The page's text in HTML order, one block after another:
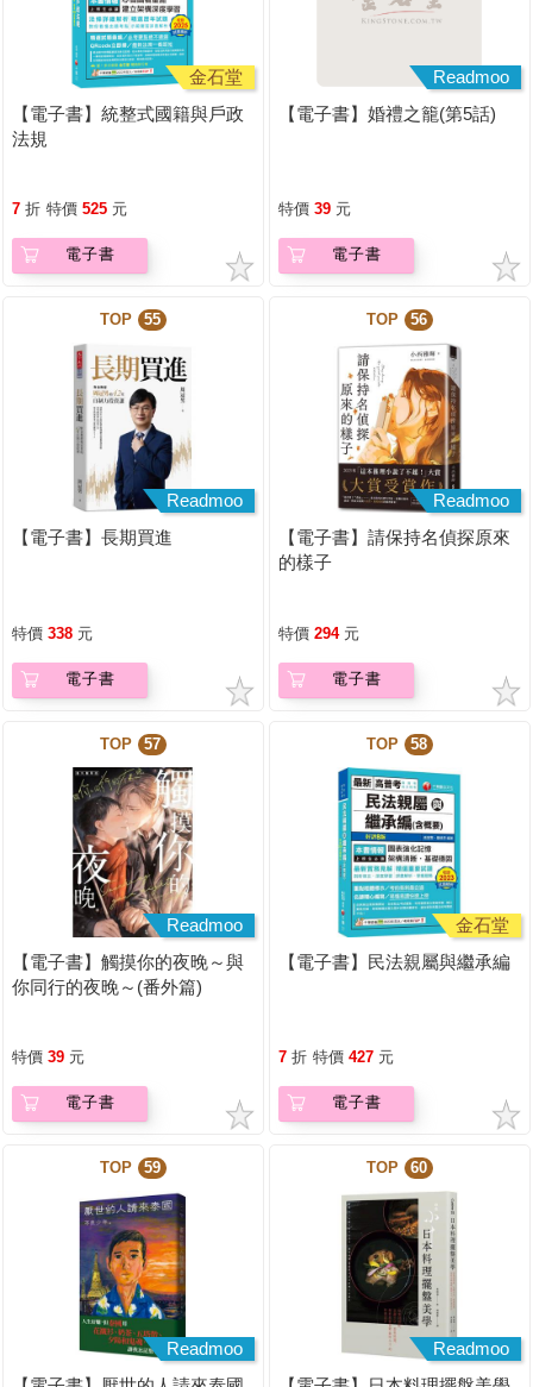
金石堂
【電子書】統整式國籍與戶政
法規
7 折 特價 525 元
電子書
Readmoo
【電子書】婚禮之籠(第5話)
特價 39 元
電子書
TOP 55
Readmoo
【電子書】長期買進
特價 338 元
電子書
TOP 56
Readmoo
【電子書】請保持名偵探原來
的樣子
特價 294 元
電子書
TOP 57
Readmoo
【電子書】觸摸你的夜晚～與
你同行的夜晚～(番外篇)
特價 39 元
電子書
TOP 58
金石堂
【電子書】民法親屬與繼承編
7 折 特價 427 元
電子書
TOP 59
Readmoo
TOP 60
Readmoo